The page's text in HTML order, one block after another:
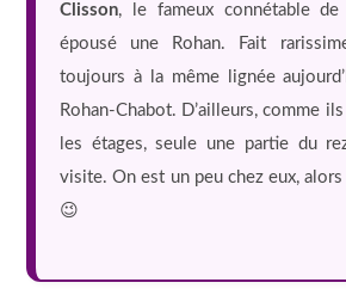
Clisson, le fameux connétable de
épousé une Rohan. Fait
toujours à la même lignée
Rohan-Chabot. D’ailleurs, comme
les étages, seule une partie du
visite. On est un peu chez eux,
😉